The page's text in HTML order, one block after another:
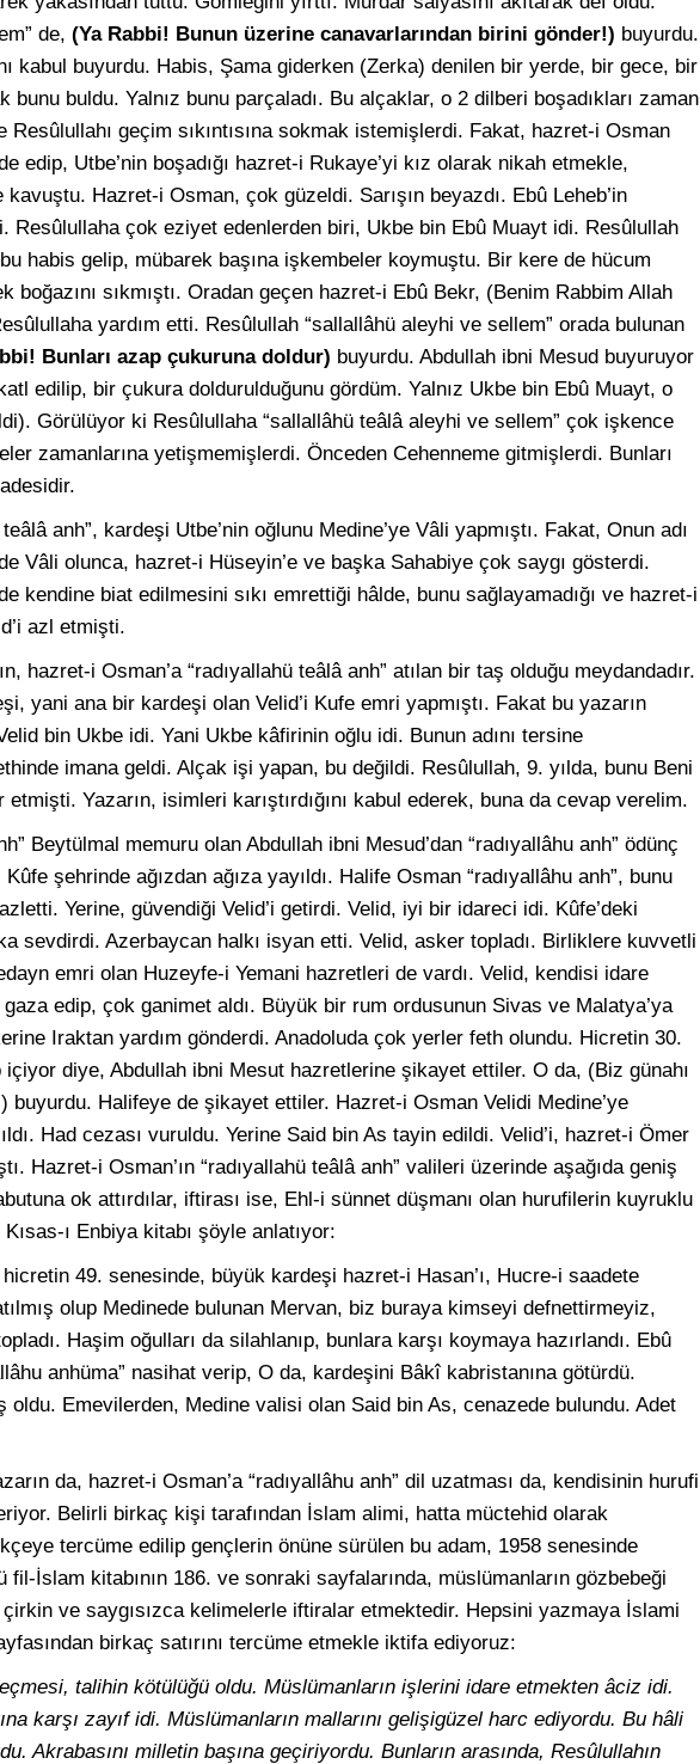
de, (Ya Rabbi! Bunun üzerine canavarlarından birini gönder!) buyurdu.
kabul buyurdu. Habis, Şama giderken (Zerka) denilen bir yerde, bir gece, bir
buldu. Yalnız bunu parçaladı. Bu alçaklar, o 2 dilberi boşadıkları zaman
geçim sıkıntısına sokmak istemişlerdi. Fakat, hazret-i Osman
edip, Utbe’nin boşadığı hazret-i Rukaye’yi kız olarak nikah etmekle,
kavuştu. Hazret-i Osman, çok güzeldi. Sarışın beyazdı. Ebû Leheb’in
Resûlullaha çok eziyet edenlerden biri, Ukbe bin Ebû Muayt idi. Resûlullah
habis gelip, mübarek başına işkembeler koymuştu. Bir kere de hücum
boğazını sıkmıştı. Oradan geçen hazret-i Ebû Bekr, (Benim Rabbim Allah
yardım etti. Resûlullah “sallallâhü aleyhi ve sellem” orada bulunan
Bunları azap çukuruna doldur) buyurdu. Abdullah ibni Mesud buyuruyor
edilip, bir çukura doldurulduğunu gördüm. Yalnız Ukbe bin Ebû Muayt, o
Görülüyor ki Resûlullaha “sallallâhü teâlâ aleyhi ve sellem” çok işkence
zamanlarına yetişmemişlerdi. Önceden Cehenneme gitmişlerdi. Bunları
anh”, kardeşi Utbe’nin oğlunu Medine’ye Vâli yapmıştı. Fakat, Onun adı
Vâli olunca, hazret-i Hüseyin’e ve başka Sahabiye çok saygı gösterdi.
kendine biat edilmesini sıkı emrettiği hâlde, bunu sağlayamadığı ve hazret-i
azl etmişti.
hazret-i Osman’a “radıyallahü teâlâ anh” atılan bir taş olduğu meydandadır.
yani ana bir kardeşi olan Velid’i Kufe emri yapmıştı. Fakat bu yazarın
bin Ukbe idi. Yani Ukbe kâfirinin oğlu idi. Bunun adını tersine
imana geldi. Alçak işi yapan, bu değildi. Resûlullah, 9. yılda, bunu Beni
etmişti. Yazarın, isimleri karıştırdığını kabul ederek, buna da cevap verelim.
Beytülmal memuru olan Abdullah ibni Mesud’dan “radıyallâhu anh” ödünç
şehrinde ağızdan ağıza yayıldı. Halife Osman “radıyallâhu anh”, bunu
Yerine, güvendiği Velid’i getirdi. Velid, iyi bir idareci idi. Kûfe’deki
sevdirdi. Azerbaycan halkı isyan etti. Velid, asker topladı. Birliklere kuvvetli
emri olan Huzeyfe-i Yemani hazretleri de vardı. Velid, kendisi idare
edip, çok ganimet aldı. Büyük bir rum ordusunun Sivas ve Malatya’ya
Iraktan yardım gönderdi. Anadoluda çok yerler feth olundu. Hicretin 30.
içiyor diye, Abdullah ibni Mesut hazretlerine şikayet ettiler. O da, (Biz günahı
buyurdu. Halifeye de şikayet ettiler. Hazret-i Osman Velidi Medine’ye
Had cezası vuruldu. Yerine Said bin As tayin edildi. Velid’i, hazret-i Ömer
Hazret-i Osman’ın “radıyallahü teâlâ anh” valileri üzerinde aşağıda geniş
ok attırdılar, iftirası ise, Ehl-i sünnet düşmanı olan hurufilerin kuyruklu
ı Enbiya kitabı şöyle anlatıyor:
49. senesinde, büyük kardeşi hazret-i Hasan’ı, Hucre-i saadete
olup Medinede bulunan Mervan, biz buraya kimseyi defnettirmeyiz,
Haşim oğulları da silahlanıp, bunlara karşı koymaya hazırlandı. Ebû
anhüma” nasihat verip, O da, kardeşini Bâkî kabristanına götürdü.
oldu. Emevilerden, Medine valisi olan Said bin As, cenazede bulundu. Adet
da, hazret-i Osman’a “radıyallâhu anh” dil uzatması da, kendisinin hurufi
Belirli birkaç kişi tarafından İslam alimi, hatta müctehid olarak
tercüme edilip gençlerin önüne sürülen bu adam, 1958 senesinde
fil-İslam kitabının 186. ve sonraki sayfalarında, müslümanların gözbebeği
ve saygısızca kelimelerle iftiralar etmektedir. Hepsini yazmaya İslami
birkaç satırını tercüme etmekle iktifa ediyoruz:
talihin kötülüğü oldu. Müslümanların işlerini idare etmekten âciz idi.
karşı zayıf idi. Müslümanların mallarını gelişigüzel harc ediyordu. Bu hâli
Akrabasını milletin başına geçiriyordu. Bunların arasında, Resûlullahın